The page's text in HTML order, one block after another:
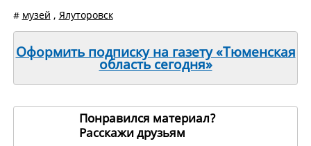
# музей , Ялуторовск
Оформить подписку на газету «Тюменская
область сегодня»
Понравился материал?
Расскажи друзьям